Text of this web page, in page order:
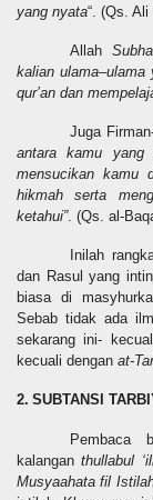
yang nyata“. (Qs. Ali
Allah
kalian ulama–ulama
qur’an dan
Juga
antara kamu
mensucikan kamu
hikmahserta
ketahui”. (Qs. al-
Inilah
dan Rasul yang
biasa di
Sebab tidak ada
sekarang ini-
kecuali dengan at-
2. SUBTANSI
Pembaca
kalanganthullabul
Musyaahata fil